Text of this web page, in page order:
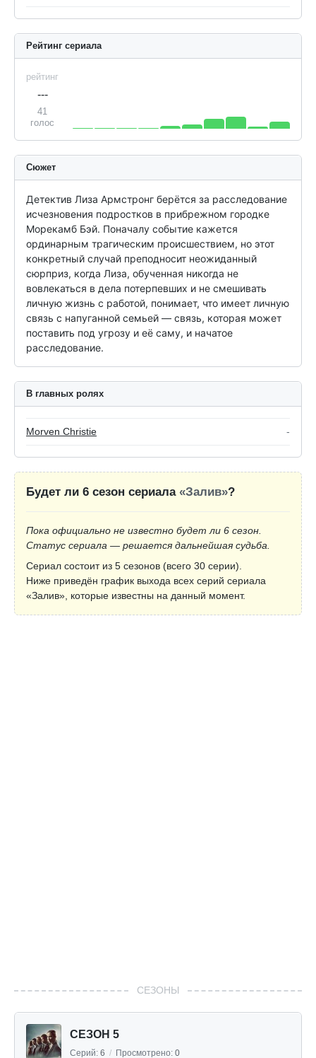
Рейтинг сериала
рейтинг
---
41
голос
Сюжет
Детектив Лиза Армстронг берётся за расследование
исчезновения подростков в прибрежном городке
Морекамб Бэй. Поначалу событие кажется
ординарным трагическим происшествием, но этот
конкретный случай преподносит неожиданный
сюрприз, когда Лиза, обученная никогда не
вовлекаться в дела потерпевших и не смешивать
личную жизнь с работой, понимает, что имеет личную
связь с напуганной семьей — связь, которая может
поставить под угрозу и её саму, и начатое
расследование.
В главных ролях
Morven Christie -
Будет ли 6 сезон сериала «Залив»?
Пока официально не известно будет ли 6 сезон.
Статус сериала — решается дальнейшая судьба.
Сериал состоит из 5 сезонов (всего 30 серии).
Ниже приведён график выхода всех серий сериала
«Залив», которые известны на данный момент.
СЕЗОНЫ
СЕЗОН 5
Серий: 6 / Просмотрено: 0